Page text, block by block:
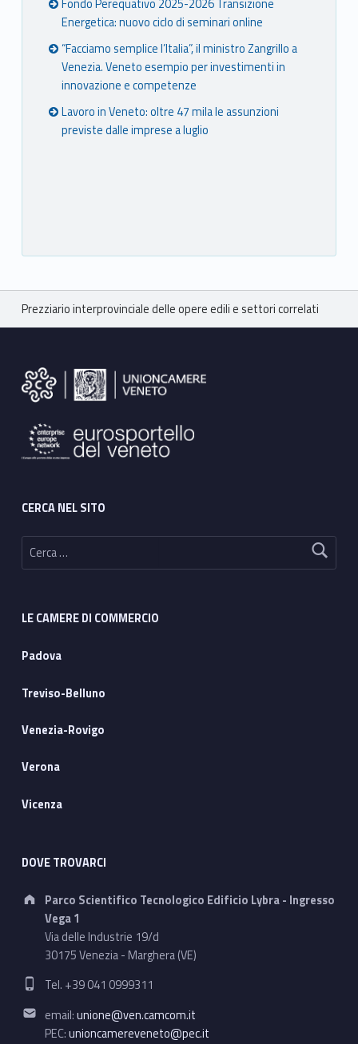
Fondo Perequativo 2025-2026 Transizione
Energetica: nuovo ciclo di seminari online
“Facciamo semplice l’Italia”, il ministro Zangrillo a
Venezia. Veneto esempio per investimenti in
innovazione e competenze
Lavoro in Veneto: oltre 47 mila le assunzioni
previste dalle imprese a luglio
Breadcrumbs navigation
Prezziario interprovinciale delle opere edili e settori correlati
CERCA NEL SITO
Ricerca per:
LE CAMERE DI COMMERCIO
Padova
Treviso-Belluno
Venezia-Rovigo
Verona
Vicenza
DOVE TROVARCI
Address:
Parco Scientifico Tecnologico Edificio Lybra - Ingresso
Vega 1
Via delle Industrie 19/d
30175 Venezia - Marghera (VE)
Phone number:
Tel. +39 041 0999311
Email address:
email:unione@ven.camcom.it
PEC:unioncamereveneto@pec.it